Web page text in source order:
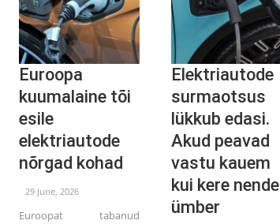
Euroopa
kuumalaine tõi
esile
elektriautode
nõrgad kohad
29 June, 2026
Euroopat tabanud
Elektriautode
surmaotsus
lükkub edasi.
Akud peavad
vastu kauem
kui kere nende
ümber